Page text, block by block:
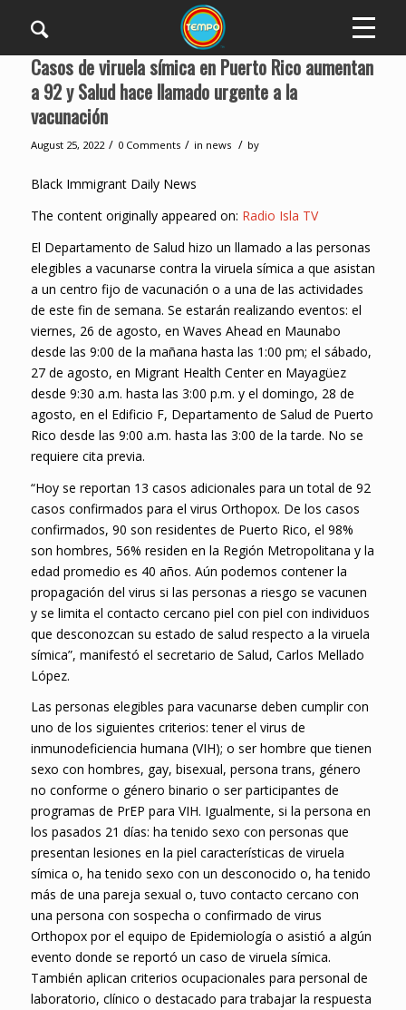
Casos de viruela símica en Puerto Rico aumentan
a 92 y Salud hace llamado urgente a la
vacunación
August 25, 2022 / 0 Comments / in news / by
Black Immigrant Daily News
The content originally appeared on: Radio Isla TV
El Departamento de Salud hizo un llamado a las personas
elegibles a vacunarse contra la viruela símica a que asistan
a un centro fijo de vacunación o a una de las actividades
de este fin de semana. Se estarán realizando eventos: el
viernes, 26 de agosto, en Waves Ahead en Maunabo
desde las 9:00 de la mañana hasta las 1:00 pm; el sábado,
27 de agosto, en Migrant Health Center en Mayagüez
desde 9:30 a.m. hasta las 3:00 p.m. y el domingo, 28 de
agosto, en el Edificio F, Departamento de Salud de Puerto
Rico desde las 9:00 a.m. hasta las 3:00 de la tarde. No se
requiere cita previa.
“Hoy se reportan 13 casos adicionales para un total de 92
casos confirmados para el virus Orthopox. De los casos
confirmados, 90 son residentes de Puerto Rico, el 98%
son hombres, 56% residen en la Región Metropolitana y la
edad promedio es 40 años. Aún podemos contener la
propagación del virus si las personas a riesgo se vacunen
y se limita el contacto cercano piel con piel con individuos
que desconozcan su estado de salud respecto a la viruela
símica”, manifestó el secretario de Salud, Carlos Mellado
López.
Las personas elegibles para vacunarse deben cumplir con
uno de los siguientes criterios: tener el virus de
inmunodeficiencia humana (VIH); o ser hombre que tienen
sexo con hombres, gay, bisexual, persona trans, género
no conforme o género binario o ser participantes de
programas de PrEP para VIH. Igualmente, si la persona en
los pasados 21 días: ha tenido sexo con personas que
presentan lesiones en la piel características de viruela
símica o, ha tenido sexo con un desconocido o, ha tenido
más de una pareja sexual o, tuvo contacto cercano con
una persona con sospecha o confirmado de virus
Orthopox por el equipo de Epidemiología o asistió a algún
evento donde se reportó un caso de viruela símica.
También aplican criterios ocupacionales para personal de
laboratorio, clínico o destacado para trabajar la respuesta